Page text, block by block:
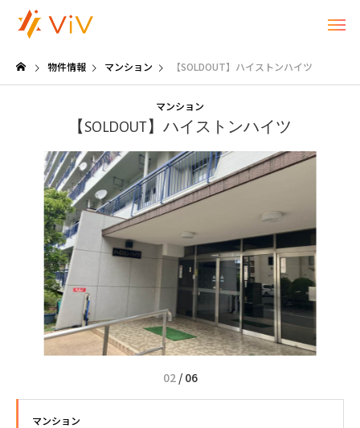
物件情報 マンション 【SOLDOUT】ハイストンハイツ
マンション
【SOLDOUT】ハイストンハイツ
02/ 06
マンション